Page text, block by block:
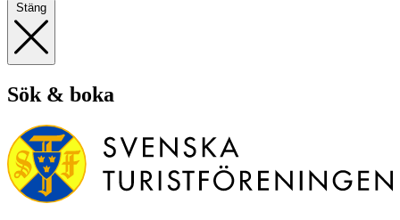
Stäng
Sök & boka